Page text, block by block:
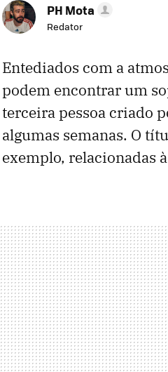
PH Mota
Redator
Entediados com a
podem encontrar um
terceira pessoa criado
algumas semanas. O
exemplo, relacionadas